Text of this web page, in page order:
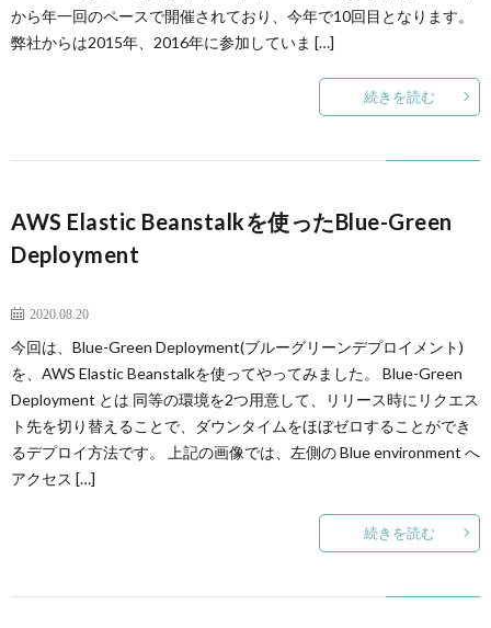
から年一回のペースで開催されており、今年で10回目となります。
弊社からは2015年、2016年に参加していま […]
続きを読む
AWS Elastic Beanstalkを使ったBlue-Green
Deployment
サーバーサイド
2020.08.20
今回は、Blue-Green Deployment(ブルーグリーンデプロイメント)
を、AWS Elastic Beanstalkを使ってやってみました。 Blue-Green
Deployment とは 同等の環境を2つ用意して、リリース時にリクエス
ト先を切り替えることで、ダウンタイムをほぼゼロすることができ
るデプロイ方法です。 上記の画像では、左側の Blue environment へ
アクセス […]
続きを読む